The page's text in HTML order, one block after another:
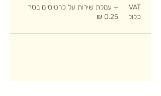
VAT
כלול
+ עמלת שירות על כרטיסים בסך
‏0.25 ‏₪